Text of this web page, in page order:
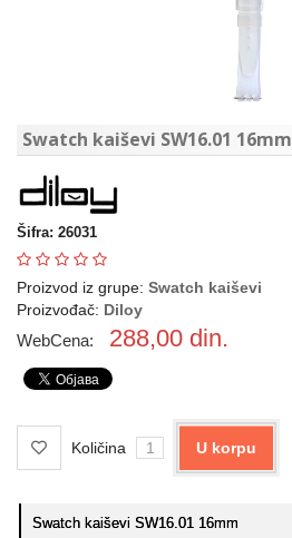
Swatch kaiševi SW16.01 16mm
Šifra: 26031
Proizvod iz grupe: Swatch kaiševi
Proizvođač: Diloy
WebCena: 288,00 din.
Količina U korpu
Swatch kaiševi SW16.01 16mm